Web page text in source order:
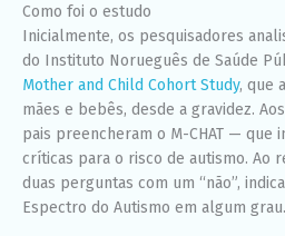
Como foi o estudo
Inicialmente, os pesquisadores
do Instituto Norueguês de Saúde
Mother and Child Cohort Study, que
mães e bebês, desde a gravidez.
pais preencheram o M-CHAT — que
críticas para o risco de autismo. Ao
duas perguntas com um “não”,
Espectro do Autismo em algum grau.